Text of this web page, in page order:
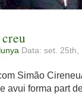
Data: set.
Simão
avui forma part